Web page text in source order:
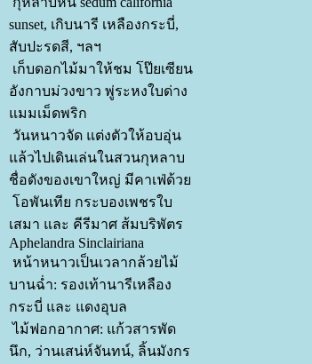
sunset, เกิบนารี เหลืองกระบี่,
สับปะรดสี, ฯลฯ
เก็บดอกไม้มาให้ชม โป๊ยเซียน
อังกาบม่วงขาว พู่ระหงใบด่าง
มมเม็ดพริก
วันหนาวจัด แต่งตัวให้อบอุ่น
ล้วไปเดินเล่นในสวนกุหลาบ
ชื่อดังของเขาใหญ่ มีคาเฟ่ด้ว
อพันเทีย กระบองเพชรใบ
เสมา และ คีรีมาศ ส้มบริพัตร
Aphelandra Sinclairiana
หน้าหนาวเป็นเวลากล้วยไม้
บานฉ่ำ: รองเท้านารีเหลือง
กระบี่ และ แดงอุบล
ไม้ฟอกอากาศ: แก้วสารพัด
นึก, ว่านเสน่ห์จันทน์, ลิ้นมังกร